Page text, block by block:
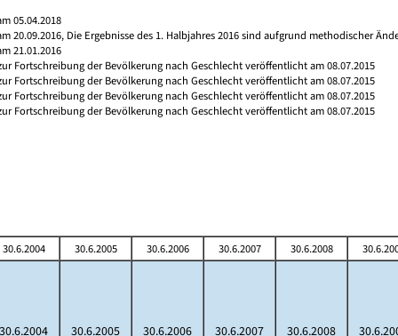
05.04.2018
Die Ergebnisse des 1. Halbjahres 2016 sind aufgrund methodischer
21.01.2016
Fortschreibung der Bevölkerung nach Geschlecht veröffentlicht am 08.07.2015
Fortschreibung der Bevölkerung nach Geschlecht veröffentlicht am 08.07.2015
Fortschreibung der Bevölkerung nach Geschlecht veröffentlicht am 08.07.2015
Fortschreibung der Bevölkerung nach Geschlecht veröffentlicht am 08.07.2015
30.6.2004 30.6.2005 30.6.2006 30.6.2007 30.6.2008
30.6.2004 30.6.2005 30.6.2006 30.6.2007 30.6.2008